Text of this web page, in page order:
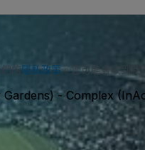
的隱私政策。您可能會收到我
- Complex